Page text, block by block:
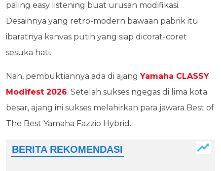
paling easy listening buat urusan modifikasi.
Desainnya yang retro-modern bawaan pabrik itu
ibaratnya kanvas putih yang siap dicorat-coret
sesuka hati.
Nah, pembuktiannya ada di ajangYamaha CLASSY
Modifest 2026. Setelah sukses ngegas di lima kota
besar, ajang ini sukses melahirkan para jawara Best of
The Best Yamaha Fazzio Hybrid.